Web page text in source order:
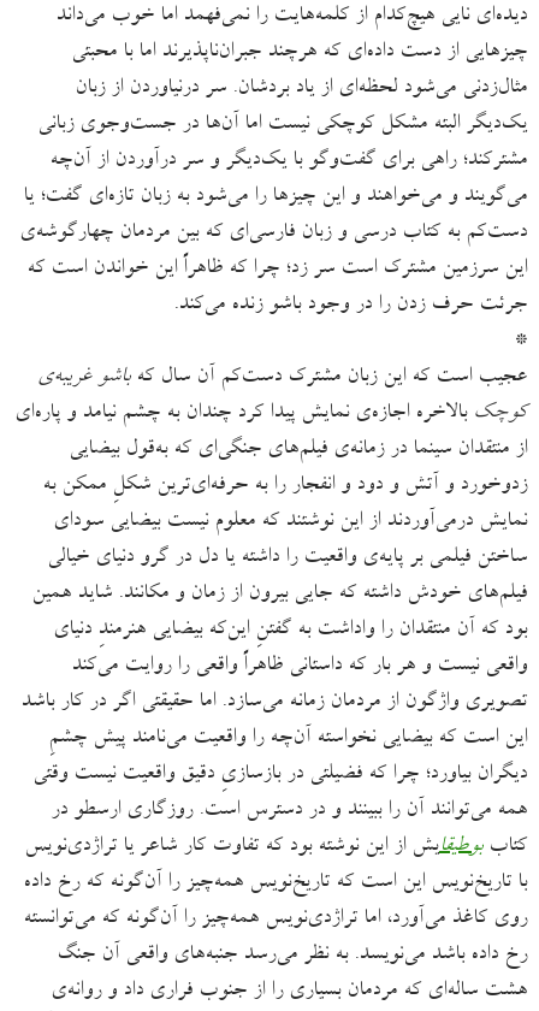
دیده‌ای نایی هیچ‌کدام از کلمه‌هایت را نمی‌فهمد اما خوب می‌داند
چیزهایی از دست داده‌ای که هرچند جبران‌ناپذیرند اما با محبتی
مثال‌زدنی می‌شود لحظه‌ای از یاد بردشان. سر درنیاوردن از زبان
یک‌دیگر البته مشکل کوچکی‌ نیست اما آن‌ها در جست‌وجوی زبانی
مشترکند؛ راهی برای گفت‌وگو با یک‌دیگر و سر درآوردن از آن‌چه
می‌گویند و می‌خواهند و این چیزها را می‌شود به زبان تازه‌ای گفت؛ یا
دست‌کم به کتاب درسی و زبان فارسی‌ای که بین مردمان چهارگوشه‌ی
این سرزمین مشترک است سر زد؛ چرا که ظاهراً این خواندن است که
جرئت حرف زدن را در وجود باشو زنده می‌کند.
*
عجیب است که این زبان مشترک دست‌کم آن سال کهباشو غریبه‌ی
کوچک بالاخره اجازه‌ی نمایش پیدا کرد چندان به چشم نیامد و پاره‌ای
از منتقدان سینما در زمانه‌ی فیلم‌های جنگی‌ای که به‌قول بیضایی
زدوخورد و آتش و دود و انفجار را به حرفه‌ای‌ترین شکلِ ممکن به
نمایش درمی‌آوردند از این نوشتند که معلوم نیست بیضایی سودای
ساختن فیلمی بر پایه‌ی واقعیت را داشته یا دل در گرو دنیای خیالی
فیلم‌های خودش داشته که جایی بیرون از زمان و مکانند. شاید همین
بود که آن منتقدان را واداشت به گفتنِ این‌که بیضایی هنرمندِ دنیای
واقعی نیست و هر بار که داستانی ظاهراً واقعی را روایت می‌کند
تصویری واژگون از مردمان زمانه می‌سازد. اما حقیقتی اگر در کار باشد
این است که بیضایی نخواسته آن‌چه را واقعیت می‌نامند پیش چشمِ
دیگران بیاورد؛ چرا که فضیلتی در بازسازیِ دقیق واقعیت نیست وقتی
همه می‌توانند آن را ببینند و در دسترس است. روزگاری ارسطو در
کتاببوطیقایش از این نوشته بود که تفاوت کار شاعر یا تراژدی‌نویس
با تاریخ‌نویس این است که تاریخ‌نویس همه‌چیز را آن‌گونه که رخ داده
روی کاغذ می‌آورد، اما تراژدی‌‌نویس همه‌چیز را آن‌گونه که می‌‌توانسته
رخ داده باشد می‌نویسد. به نظر می‌رسد جنبه‌های واقعی آن جنگ
هشت ساله‌ای که مردمان بسیاری را از جنوب فراری داد و روانه‌ی